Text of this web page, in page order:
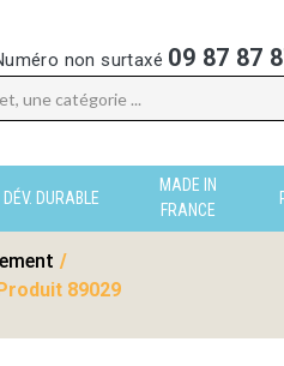
non surtaxé 09 87 87
DÉV. DURABLE
MADE IN
FRANCE
/
89029